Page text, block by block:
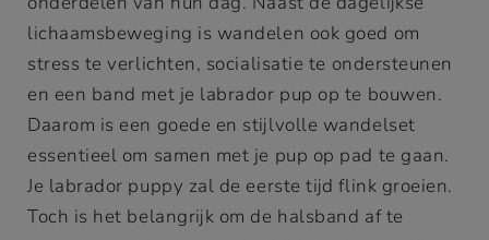
lichaamsbeweging is wandelen ook goed om
stress te verlichten, socialisatie te ondersteunen
en een band met je labrador pup op te bouwen.
Daarom is een goede en stijlvolle wandelset
essentieel om samen met je pup op pad te gaan.
Je labrador puppy zal de eerste tijd flink groeien.
Toch is het belangrijk om de halsband af te